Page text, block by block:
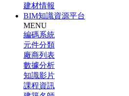
建材情報
BIM知識資源平台
MENU
編碼系統
元件分類
廠商列表
數據分析
知識影片
課程資訊